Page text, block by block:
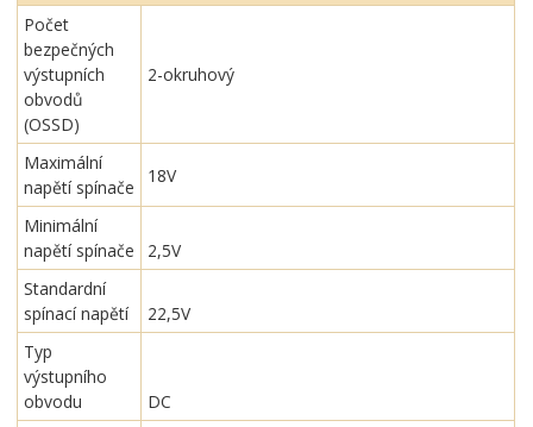
Počet
bezpečných
výstupních
obvodů
(OSSD)
2-okruhový
Maximální
napětí spínače
18V
Minimální
napětí spínače
2,5V
Standardní
spínací napětí
22,5V
Typ
výstupního
obvodu
DC